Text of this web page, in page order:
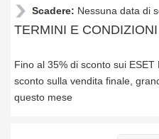
Scadere: Nessuna data di
TERMINI E CONDIZIONI
Fino al 35% di sconto sui
sconto sulla vendita finale,
questo mese